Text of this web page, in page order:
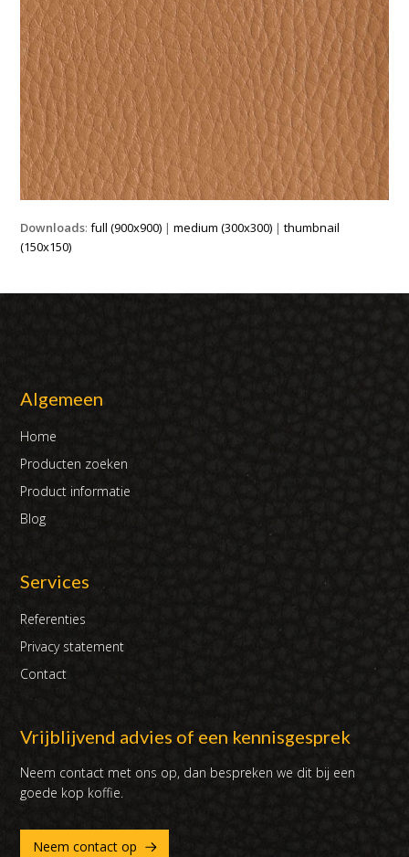
Downloads:full (900x900) |medium (300x300) |thumbnail
(150x150)
Algemeen
Home
Producten zoeken
Product informatie
Blog
Services
Referenties
Privacy statement
Contact
Vrijblijvend advies of een kennisgesprek
Neem contact met ons op, dan bespreken we dit bij een
goede kop koffie.
Neem contact op